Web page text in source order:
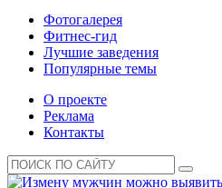
Фотогалерея
Фитнес-гид
Лучшие заведения
Популярные темы
О проекте
Реклама
Контакты